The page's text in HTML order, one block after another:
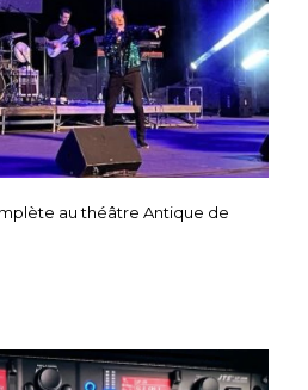
au théâtre Antique de